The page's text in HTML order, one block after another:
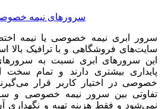
سرورهای نیمه
سرور ابری نیمه خصوصی یا نیمه
سایت‌های فروشگاهی و با ترافیک بالا
این سرورهای ابری نسبت به
پایداری بیشتری دارند و تمام سخت
خصوصی در اختیار کاربر قرار
تفاوتی بین سرور نیمه خصوصی و
نمی‌شود و فقط هزینه تهیه و نگهداری